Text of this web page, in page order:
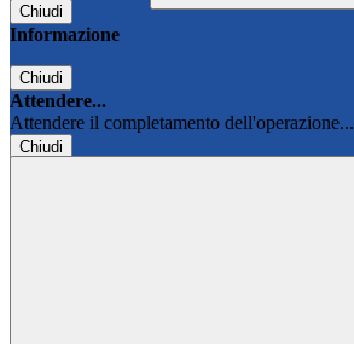
Chiudi
Informazione
Chiudi
Attendere...
Attendere il completamento dell'operazione...
Chiudi